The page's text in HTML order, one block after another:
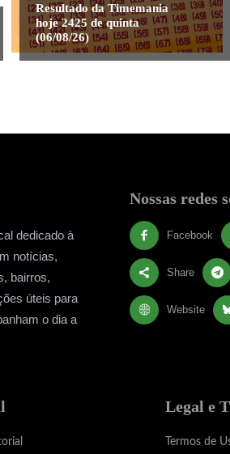
Resultado da Timemania
hoje 2425 de quinta
(06/08/26)
dedicado à
notícias,
bairros,
úteis para
o dia a
Nossas redes
Facebook
Share
Website
Legal e
Termos de